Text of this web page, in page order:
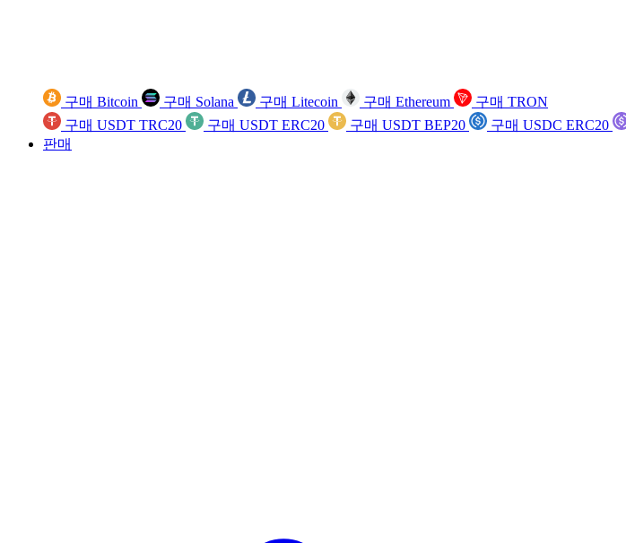
구매 Bitcoin 구매 Solana 구매 Litecoin 구매 Ethereum
구매 TRON
구매 USDT TRC20
구매 USDT ERC20 구매 USDT BEP20 구매 USDC ERC20
판매